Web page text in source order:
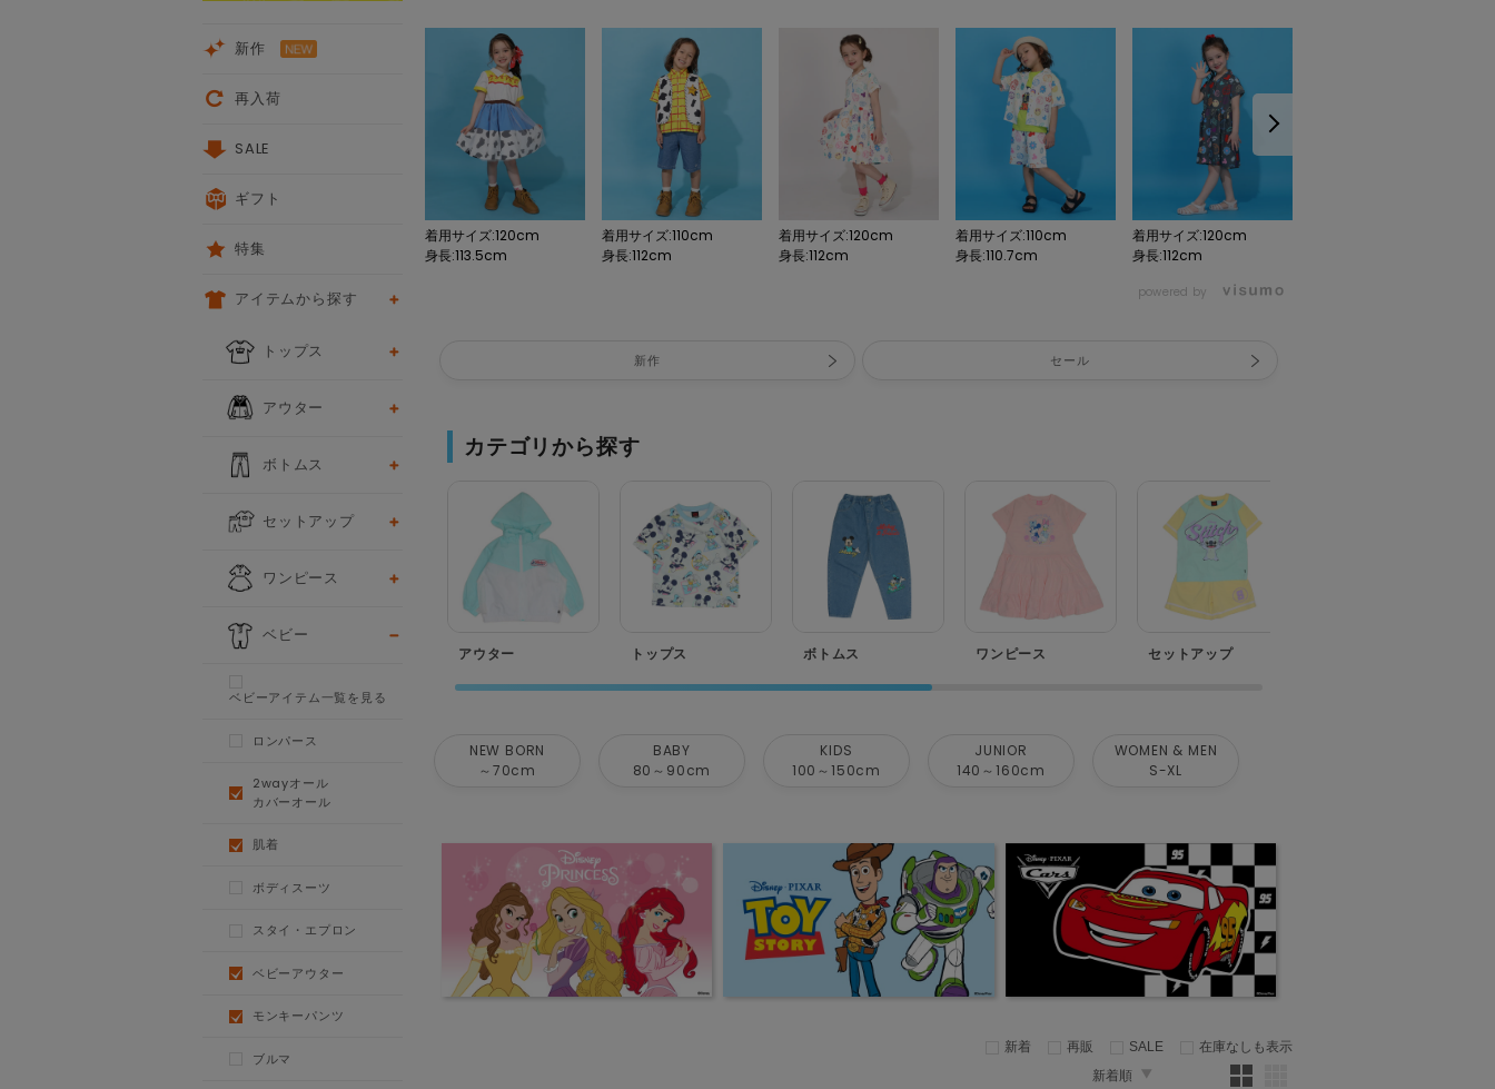
着用サイズ:120cm
身長:113.5cm
着用サイズ:110cm
身長:112cm
着用サイズ:120cm
身長:112cm
着用サイズ:110cm
身長:110.7cm
着用サイズ:120cm
身長:112cm
powered by
新作 セール
カテゴリから探す
アウター トップス ボトムス ワンピース セットアップ
NEW BORN
～70cm
BABY
80～90cm
KIDS
100～150cm
JUNIOR
140～160cm
WOMEN & MEN
S-XL
新着 再販 SALE
在庫なしも表示
新着順
新作
再入荷
SALE
ギフト
特集
アイテムから探す
トップス
アウター
ボトムス
セットアップ
ワンピース
ベビー
ベビーアイテム一覧を見る
ロンパース
2wayオール
カバーオール
肌着
ボディスーツ
スタイ・エプロン
ベビーアウター
モンキーパンツ
ブルマ